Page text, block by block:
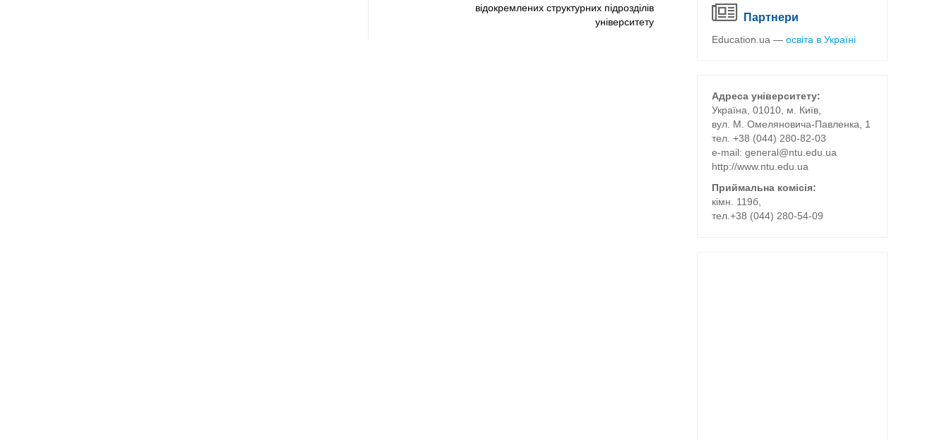
відокремлених структурних підрозділів
університету
Партнери
Education.ua — освіта в Україні
Адреса університету:
Україна, 01010, м. Київ,
вул. М. Омеляновича-Павленка, 1
тел. +38 (044) 280-82-03
е-mail: general@ntu.edu.ua
http://www.ntu.edu.ua
Приймальна комісія:
кімн. 119б,
тел.+38 (044) 280-54-09